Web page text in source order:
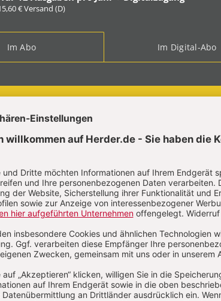
€ Versand (D)
Im Abo Im Digital-Abo
Anmelden
Wehmeier